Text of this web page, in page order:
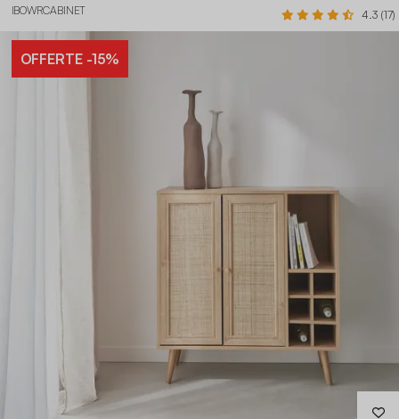
IBOWRCABINET 4.3 (17)
OFFERTE-15%